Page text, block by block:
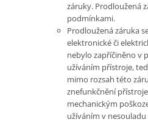
záruky. Prodloužená
podmínkami.
Prodloužená záruka
elektronické či
nebylo zapříčiněno v
užíváním přístroje,
mimo rozsah této
znefunkčnění
mechanickým
užíváním v